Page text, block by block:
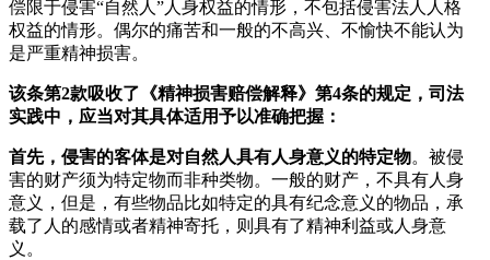
偿限于侵害“自然人”人身权益的情形，不包括侵害法人人格
权益的情形。偶尔的痛苦和一般的不高兴、不愉快不能认为
是严重精神损害。
该条第2款吸收了《精神损害赔偿解释》第4条的规定，司法
实践中，应当对其具体适用予以准确把握：
首先，侵害的客体是对自然人具有人身意义的特定物。被侵
害的财产须为特定物而非种类物。一般的财产，不具有人身
意义，但是，有些物品比如特定的具有纪念意义的物品，承
载了人的感情或者精神寄托，则具有了精神利益或人身意
义。